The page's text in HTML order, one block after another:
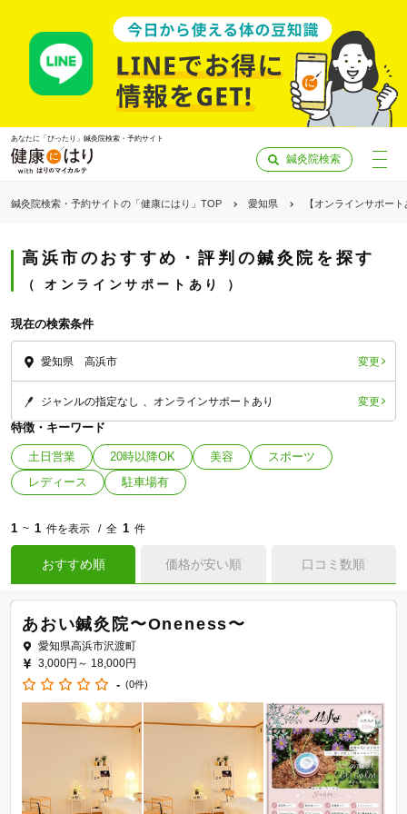
あなたに「ぴったり」鍼灸院検索・予約サイト
鍼灸院検索
鍼灸院検索・予約サイトの「健康にはり」TOP 愛知県 【オンラインサポー
高浜市のおすすめ・評判の鍼灸院を探す
オンラインサポートあり
現在の検索条件
愛知県 高浜市 変更
ジャンルの指定なし オンラインサポートあり 変更
特徴・キーワード
土日営業 20時以降OK 美容
スポーツ
レディース
駐車場有
1 ~ 1 件を表示 全 1 件
おすすめ順 価格が安い順 口コミ数順
あおい鍼灸院〜Oneness〜
愛知県高浜市沢渡町
3,000円～ 18,000円
- (0件)
「健康にはりを見た」